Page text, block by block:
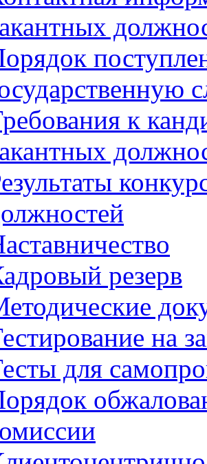
к
резерв
на
для